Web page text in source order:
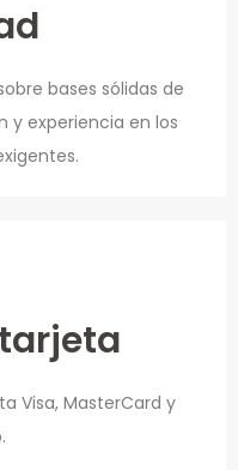
bases sólidas de
y experiencia en los
Visa, MasterCard y